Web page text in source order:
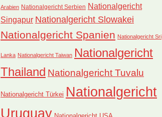
Arabien Nationalgericht Serbien Nationalgericht
Singapur Nationalgericht Slowakei
Nationalgericht Spanien Nationalgericht Sri
Lanka Nationalgericht Taiwan Nationalgericht
Thailand Nationalgericht Tuvalu
Nationalgericht Türkei Nationalgericht
Uruguay